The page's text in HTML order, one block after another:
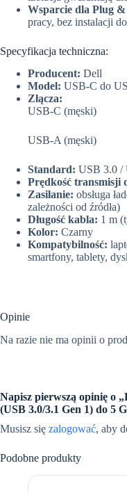
Wsparcie dla Plug
pracy, bez instalacji
Specyfikacja techniczna:
Producent: Dell
Model: USB-C do
Złącza:
USB-C (męski)
USB-A (męski)
Standard: USB 3.0 /
Prędkość transmisji
Zasilanie: obsługa
zależności od źródła)
Długość kabla: 1 m
Kolor: Czarny
Kompatybilność:
smartfony, tablety,
Opinie
Na razie nie ma opinii o
Napisz pierwszą opinię o
(USB 3.0/3.1 Gen 1) do 5
Musisz się zalogować, aby
Podobne produkty